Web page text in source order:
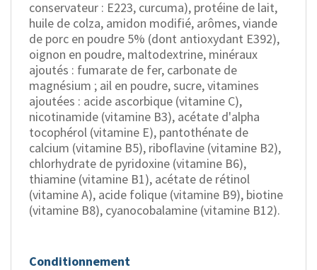
conservateur : E223, curcuma), protéine de lait,
huile de colza, amidon modifié, arômes, viande
de porc en poudre 5% (dont antioxydant E392),
oignon en poudre, maltodextrine, minéraux
ajoutés : fumarate de fer, carbonate de
magnésium ; ail en poudre, sucre, vitamines
ajoutées : acide ascorbique (vitamine C),
nicotinamide (vitamine B3), acétate d'alpha
tocophérol (vitamine E), pantothénate de
calcium (vitamine B5), riboflavine (vitamine B2),
chlorhydrate de pyridoxine (vitamine B6),
thiamine (vitamine B1), acétate de rétinol
(vitamine A), acide folique (vitamine B9), biotine
(vitamine B8), cyanocobalamine (vitamine B12).
Conditionnement